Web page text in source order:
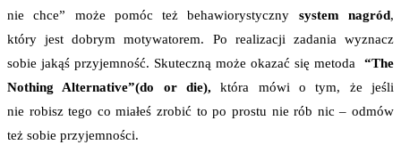
nie chce” może pomóc też behawiorystyczny system nagród,
który jest dobrym motywatorem. Po realizacji zadania wyznacz
sobie jakąś przyjemność. Skuteczną może okazać się metoda
“The
Nothing Alternative”(do or die),która mówi o tym, że jeśli
nie robisz tego co miałeś zrobić to po prostu nie rób nic – odmów
też sobie przyjemności.